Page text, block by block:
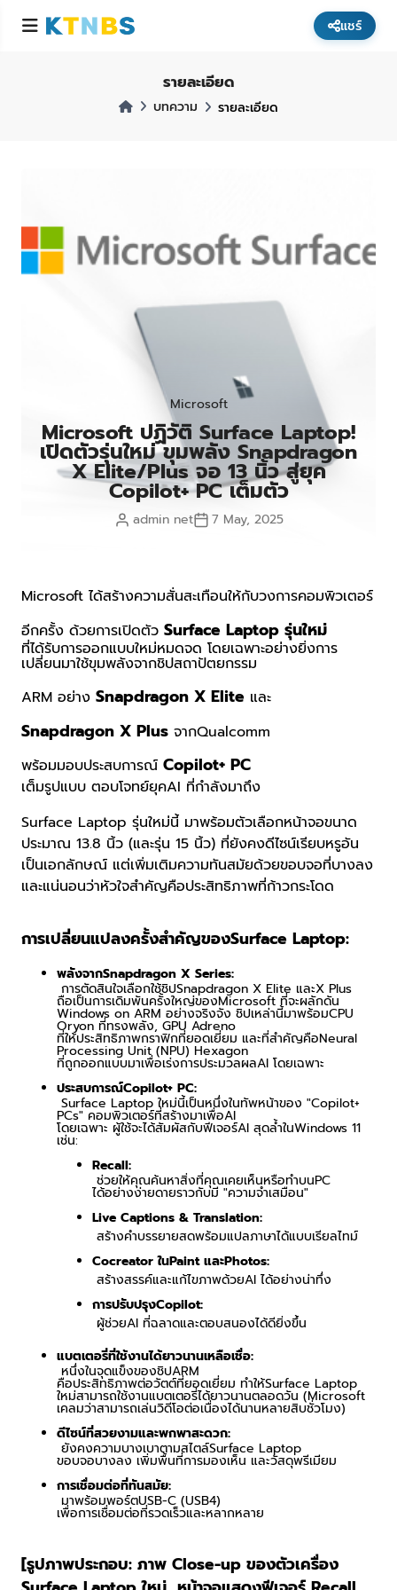
แชร์
รายละเอียด
บทความ รายละเอียด
Microsoft
Microsoft ปฏิวัติ Surface Laptop!
เปิดตัวรุ่นใหม่ ขุมพลัง Snapdragon
X Elite/Plus จอ 13 นิ้ว สู่ยุค
Copilot+ PC เต็มตัว
admin net 7 May, 2025
Microsoft ได้สร้างความสั่นสะเทือนให้กับวงการคอมพิวเตอร์
อีกครั้ง ด้วยการเปิดตัว Surface Laptop รุ่นใหม่
ที่ได้รับการออกแบบใหม่หมดจด โดยเฉพาะอย่างยิ่งการ
เปลี่ยนมาใช้ขุมพลังจากชิปสถาปัตยกรรม
ARM อย่าง Snapdragon X Elite และ
Snapdragon X Plus จากQualcomm
พร้อมมอบประสบการณ์ Copilot+ PC
เต็มรูปแบบ ตอบโจทย์ยุคAI ที่กำลังมาถึง
Surface Laptop รุ่นใหม่นี้ มาพร้อมตัวเลือกหน้าจอขนาด
ประมาณ 13.8 นิ้ว (และรุ่น 15 นิ้ว) ที่ยังคงดีไซน์เรียบหรูอัน
เป็นเอกลักษณ์ แต่เพิ่มเติมความทันสมัยด้วยขอบจอที่บางลง
และแน่นอนว่าหัวใจสำคัญคือประสิทธิภาพที่ก้าวกระโดด
การเปลี่ยนแปลงครั้งสำคัญของSurface Laptop:
พลังจากSnapdragon X Series:
การตัดสินใจเลือกใช้ชิปSnapdragon X Elite และX Plus
ถือเป็นการเดิมพันครั้งใหญ่ของMicrosoftที่จะผลักดัน
Windows on ARM อย่างจริงจัง ชิปเหล่านี้มาพร้อมCPU
Oryon ที่ทรงพลัง, GPU Adreno
ที่ให้ประสิทธิภาพกราฟิกที่ยอดเยี่ยม และที่สำคัญคือNeural
Processing Unit (NPU) Hexagon
ที่ถูกออกแบบมาเพื่อเร่งการประมวลผลAI โดยเฉพาะ
ประสบการณ์Copilot+ PC:
Surface Laptop ใหม่นี้เป็นหนึ่งในทัพหน้าของ "Copilot+
PCs" คอมพิวเตอร์ที่สร้างมาเพื่อAI
โดยเฉพาะ ผู้ใช้จะได้สัมผัสกับฟีเจอร์AI สุดล้ำในWindows 11
เช่น:
Recall:
ช่วยให้คุณค้นหาสิ่งที่คุณเคยเห็นหรือทำบนPC
ได้อย่างง่ายดายราวกับมี "ความจำเสมือน"
Live Captions & Translation:
สร้างคำบรรยายสดพร้อมแปลภาษาได้แบบเรียลไทม์
CocreatorในPaintและPhotos:
สร้างสรรค์และแก้ไขภาพด้วยAI ได้อย่างน่าทึ่ง
การปรับปรุงCopilot:
ผู้ช่วยAI ที่ฉลาดและตอบสนองได้ดียิ่งขึ้น
แบตเตอรี่ที่ใช้งานได้ยาวนานเหลือเชื่อ:
หนึ่งในจุดแข็งของชิปARM
คือประสิทธิภาพต่อวัตต์ที่ยอดเยี่ยม ทำให้Surface Laptop
ใหม่สามารถใช้งานแบตเตอรี่ได้ยาวนานตลอดวัน (Microsoft
เคลมว่าสามารถเล่นวิดีโอต่อเนื่องได้นานหลายสิบชั่วโมง)
ดีไซน์ที่สวยงามและพกพาสะดวก:
ยังคงความบางเบาตามสไตล์Surface Laptop
ขอบจอบางลง เพิ่มพื้นที่การมองเห็น และวัสดุพรีเมียม
การเชื่อมต่อที่ทันสมัย:
มาพร้อมพอร์ตUSB-C (USB4)
เพื่อการเชื่อมต่อที่รวดเร็วและหลากหลาย
[รูปภาพประกอบ: ภาพ Close-up ของตัวเครื่อง